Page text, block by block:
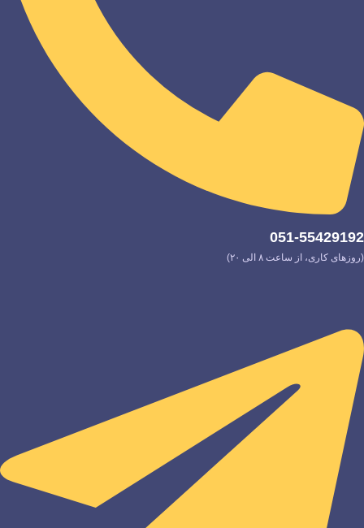
051-55429192
(روزهای کاری، از ساعت ۸ الی ۲۰)